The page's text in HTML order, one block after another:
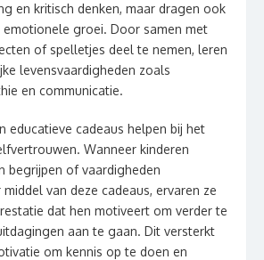
en kritisch denken, maar dragen ook
emotionele groei. Door samen met
of spelletjes deel te nemen, leren
levensvaardigheden zoals
en communicatie.
educatieve cadeaus helpen bij het
Wanneer kinderen
begrijpen of vaardigheden
van deze cadeaus, ervaren ze
dat hen motiveert om verder te
aan te gaan. Dit versterkt
om kennis op te doen en